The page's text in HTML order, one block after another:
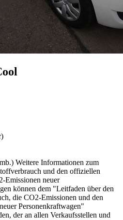
Weitere Informationen zum
und den offiziellen
Emissionen neuer
können dem "Leitfaden über den
die CO2-Emissionen und den
Personenkraftwagen"
der an allen Verkaufsstellen und